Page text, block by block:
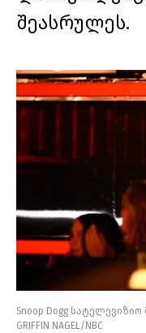
შეასრულეს.
Snoop Dogg
GRIFFIN NAGEL/NBC